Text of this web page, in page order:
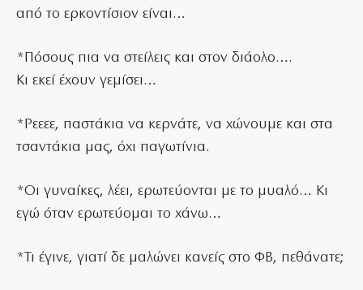
από το ερκοντίσιον είναι…
*Πόσους πια να στείλεις και στον διάολο….
Κι εκεί έχουν γεμίσει…
*Ρεεεε, παστάκια να κερνάτε, να χώνουμε και στα
τσαντάκια μας, όχι παγωτίνια.
*Οι γυναίκες, λέει, ερωτεύονται με το μυαλό… Κι
εγώ όταν ερωτεύομαι το χάνω…
*Τι έγινε, γιατί δε μαλώνει κανείς στο ΦΒ, πεθάνατε;